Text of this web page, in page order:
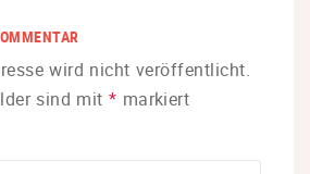
wird nicht veröffentlicht.
sind mit * markiert